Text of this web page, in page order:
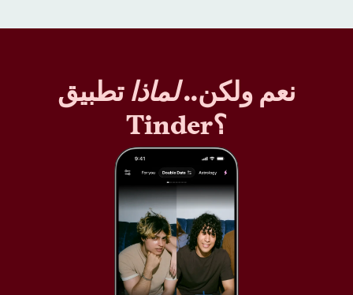
نعم ولكن..لماذا تطبيق
Tinder؟